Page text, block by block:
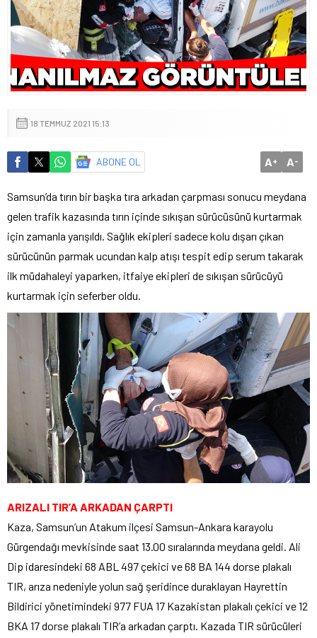
18 TEMMUZ 2021 15:13
ABONE OL A+ A-
Samsun’da tırın bir başka tıra arkadan çarpması sonucu meydana
gelen trafik kazasında tırın içinde sıkışan sürücüsünü kurtarmak
için zamanla yarışıldı. Sağlık ekipleri sadece kolu dışarı çıkan
sürücünün parmak ucundan kalp atışı tespit edip serum takarak
ilk müdahaleyi yaparken, itfaiye ekipleri de sıkışan sürücüyü
kurtarmak için seferber oldu.
ARIZALI TIR’A ARKADAN ÇARPTI
Kaza, Samsun’un Atakum ilçesi Samsun-Ankara karayolu
Gürgendağı mevkisinde saat 13.00 sıralarında meydana geldi. Ali
Dip idaresindeki 68 ABL 497 çekici ve 68 BA 144 dorse plakalı
TIR, arıza nedeniyle yolun sağ şeridince duraklayan Hayrettin
Bildirici yönetimindeki 977 FUA 17 Kazakistan plakalı çekici ve 12
BKA 17 dorse plakalı TIR’a arkadan çarptı. Kazada TIR sürücüleri